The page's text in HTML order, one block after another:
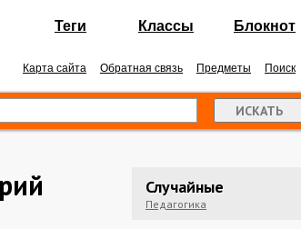
Теги Классы Блокнот
Карта сайта Обратная связь Предметы Поиск
Случайные
Педагогика